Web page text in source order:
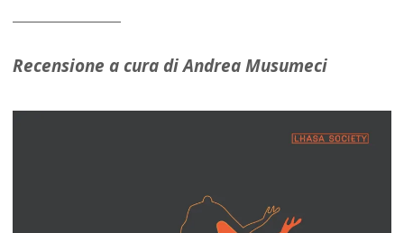
Recensione a cura di Andrea Musumeci